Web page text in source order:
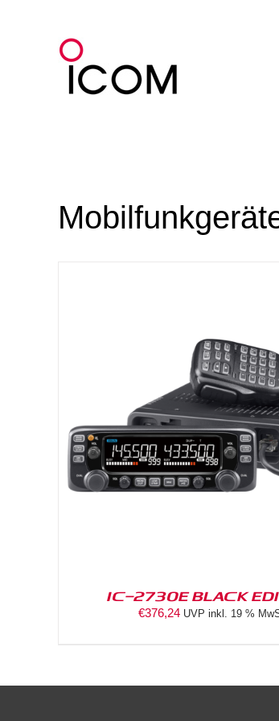
IC-2730E BLACK
€376,24 UVP inkl. 19 %
DETAILS